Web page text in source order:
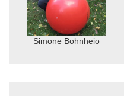
Simone Bohnheio